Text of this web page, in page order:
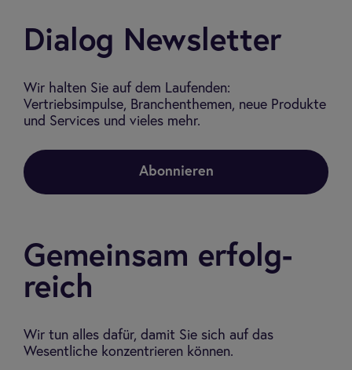
Dia­log Newslet­ter
Wir halten Sie auf dem Laufenden:
Vertriebsimpulse, Branchenthemen, neue Produkte
und Services und vieles mehr.
Abonnieren
Gemein­sam erfolg­
reich
Wir tun alles dafür, damit Sie sich auf das
Wesentliche konzentrieren können.